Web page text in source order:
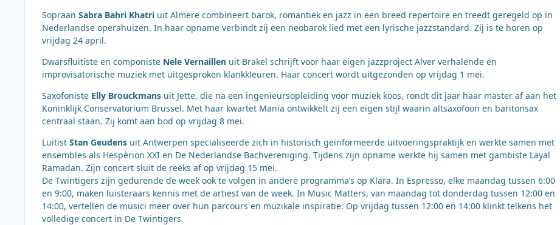
Sopraan Sabra Bahri Khatri uit Almere combineert barok, romantiek en jazz in een breed repertoire en treedt geregeld op in
Nederlandse operahuizen. In haar opname verbindt zij een neobarok lied met een lyrische jazzstandard. Zij is te horen op
vrijdag 24 april.
Dwarsfluitiste en componiste Nele Vernaillen uit Brakel schrijft voor haar eigen jazzproject Alver verhalende en
improvisatorische muziek met uitgesproken klankkleuren. Haar concert wordt uitgezonden op vrijdag 1 mei.
Saxofoniste Elly Brouckmans uit Jette, die na een ingenieursopleiding voor muziek koos, rondt dit jaar haar master af aan het
Koninklijk Conservatorium Brussel. Met haar kwartet Mania ontwikkelt zij een eigen stijl waarin altsaxofoon en baritonsax
centraal staan. Zij komt aan bod op vrijdag 8 mei.
Luitist Stan Geudens uit Antwerpen specialiseerde zich in historisch geïnformeerde uitvoeringspraktijk en werkte samen met
ensembles als Hespèrion XXI en De Nederlandse Bachvereniging. Tijdens zijn opname werkte hij samen met gambiste Layal
Ramadan. Zijn concert sluit de reeks af op vrijdag 15 mei.
De Twintigers zijn gedurende de week ook te volgen in andere programma’s op Klara. In Espresso, elke maandag tussen 6:00
en 9:00, maken luisteraars kennis met de artiest van de week. In Music Matters, van maandag tot donderdag tussen 12:00 en
14:00, vertellen de musici meer over hun parcours en muzikale inspiratie. Op vrijdag tussen 12:00 en 14:00 klinkt telkens het
volledige concert in De Twintigers.